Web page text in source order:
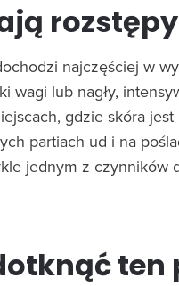
najczęściej w
wagi lub nagły,
gdzie skóra
partiach ud i na
jednym z czynników
ten